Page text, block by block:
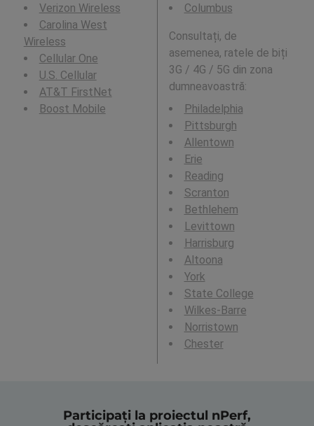
Verizon Wireless
Carolina West
Wireless
Cellular One
U.S. Cellular
AT&T FirstNet
Boost Mobile
Columbus
Consultați, de
asemenea, ratele de biți
3G / 4G / 5G din zona
dumneavoastră:
Philadelphia
Pittsburgh
Allentown
Erie
Reading
Scranton
Bethlehem
Levittown
Harrisburg
Altoona
York
State College
Wilkes-Barre
Norristown
Chester
Participați la proiectul nPerf,